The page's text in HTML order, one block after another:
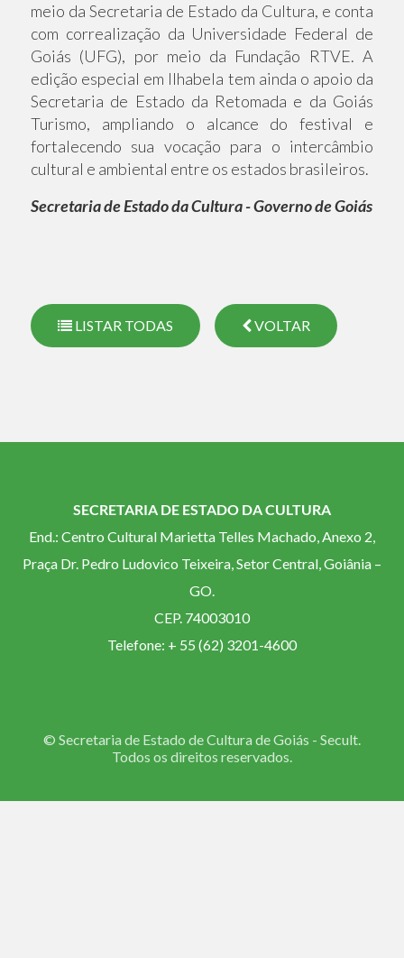
meio da Secretaria de Estado da Cultura, e conta
com correalização da Universidade Federal de
Goiás (UFG), por meio da Fundação RTVE. A
edição especial em Ilhabela tem ainda o apoio da
Secretaria de Estado da Retomada e da Goiás
Turismo, ampliando o alcance do festival e
fortalecendo sua vocação para o intercâmbio
cultural e ambiental entre os estados brasileiros.
Secretaria de Estado da Cultura - Governo de Goiás
LISTAR TODAS VOLTAR
SECRETARIA DE ESTADO DA CULTURA
End.: Centro Cultural Marietta Telles Machado, Anexo 2,
Praça Dr. Pedro Ludovico Teixeira, Setor Central, Goiânia –
GO.
CEP. 74003010
Telefone: + 55 (62) 3201-4600
© Secretaria de Estado de Cultura de Goiás - Secult.
Todos os direitos reservados.